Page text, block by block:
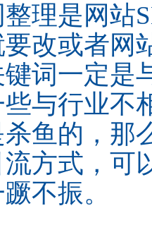
理是网站
要改或者网
词一定是
与行业不
鱼的，那
方式，可
不振。